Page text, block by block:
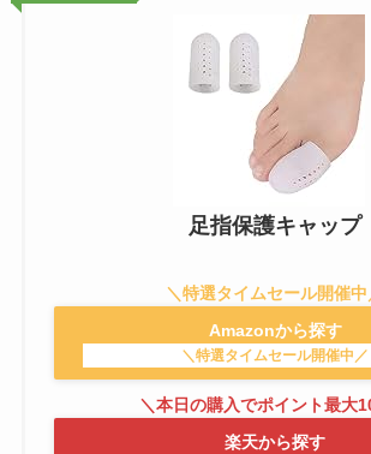
足指保護キャップ
Amazonから探す
楽天から探す